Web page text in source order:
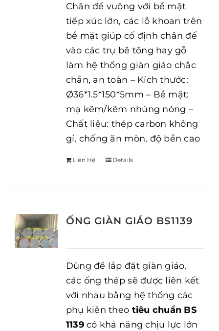
Chân đế vuông với bề mặt
tiếp xúc lớn, các lỗ khoan trên
bề mặt giúp cố định chân đế
vào các trụ bê tông hay gỗ
làm hệ thống giàn giáo chắc
chắn, an toàn – Kích thước:
Ø36*1.5*150*5mm – Bề mặt:
mạ kẽm/kẽm nhúng nóng –
Chất liệu: thép carbon không
gỉ, chống ăn mòn, độ bền cao
Liên Hệ Details
ỐNG GIÀN GIÁO BS1139
Dùng để lắp đặt giàn giáo,
các ống thép sẽ được liên kết
với nhau bằng hệ thống các
phụ kiện theo tiêu chuẩn BS
1139có khả năng chịu lực lớn